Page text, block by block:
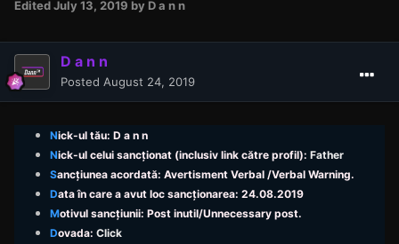
EditedJuly 13, 2019 by D a n n
D a n n
Posted August 24, 2019
Nick-ul tău: D a n n
Nick-ul celui sancționat (inclusiv link către profil): Father
Sancțiunea acordată: Avertisment Verbal /Verbal Warning.
Data în care a avut loc sancționarea: 24.08.2019
Motivul sancțiunii: Post inutil/Unnecessary post.
Dovada: Click